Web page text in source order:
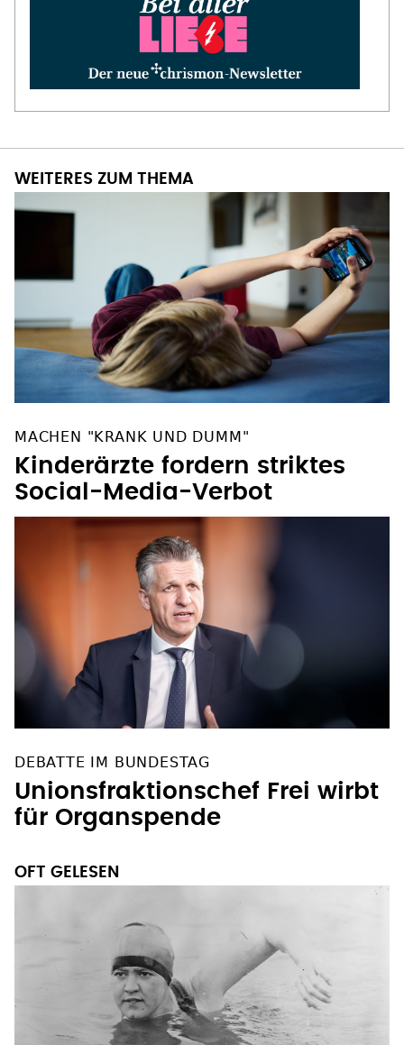
WEITERES ZUM THEMA
MACHEN "KRANK UND DUMM"
Kinderärzte fordern striktes
Social-Media-Verbot
DEBATTE IM BUNDESTAG
Unionsfraktionschef Frei wirbt
für Organspende
OFT GELESEN